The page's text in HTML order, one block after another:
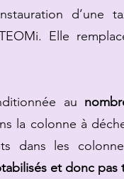
d’une
Elle rempla
au
la colonne à
dans les
et donc pas